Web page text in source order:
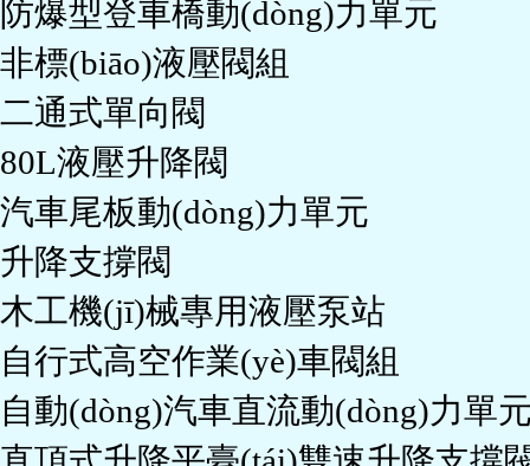
非標(biāo)液壓閥組
二通式單向閥
80L液壓升降閥
汽車尾板動(dòng)力單元
升降支撐閥
木工機(jī)械專用液壓泵站
自行式高空作業(yè)車閥組
自動(dòng)汽車直流動(dòng)力單
直頂式升降平臺(tái)雙速升降支撐